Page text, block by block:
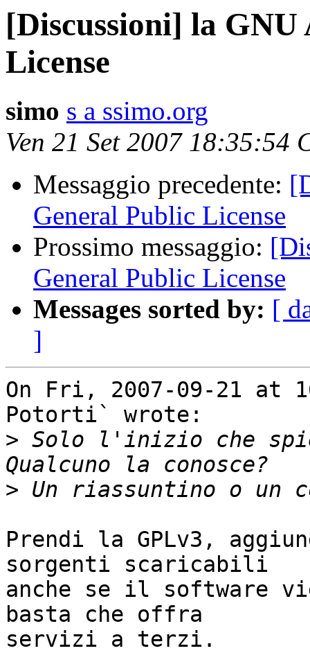
[Discussioni] la
License
simo s a ssimo.org
Ven 21 Set 2007 18:35:54
Messaggio precedente:
General Public License
Prossimo messaggio:
General Public License
Messages sorted by: [
]
On Fri, 2007-09-21 at
Potorti` wrote:
> Solo l'inizio che
>
Prendi la GPLv3,
sorgenti scaricabili
anche se il software
basta che offra
servizi a terzi.